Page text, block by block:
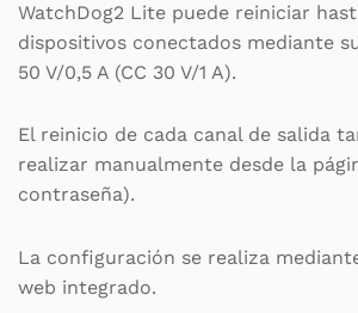
WatchDog2 Lite puede reiniciar
dispositivos conectados mediante
50 V/0,5 A (CC 30 V/1 A).
El reinicio de cada canal de salida
realizar manualmente desde la
contraseña).
La configuración se realiza
web integrado.